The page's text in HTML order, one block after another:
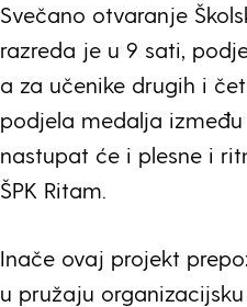
Svečano otvaranje
razreda je u 9 sati,
a za učenike drugih i
podjela medalja između
nastupat će i plesne i
ŠPK Ritam.
Inače ovaj projekt
u pružaju